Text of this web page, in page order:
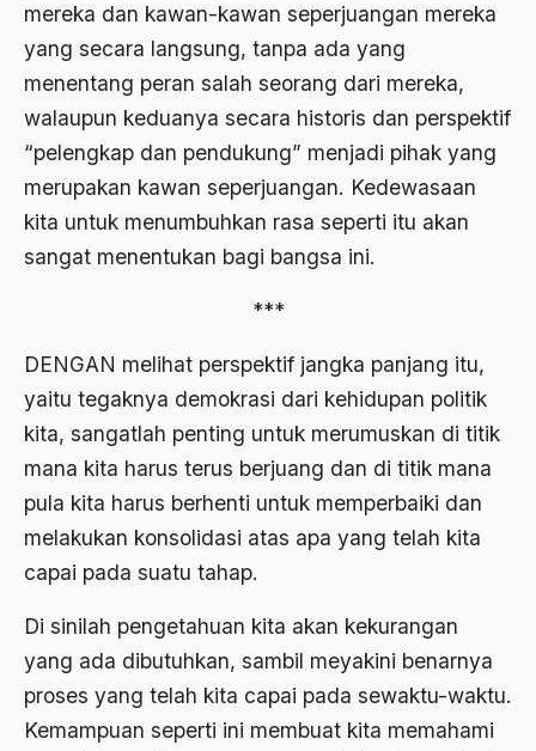
mereka dan kawan-kawan seperjuangan mereka
yang secara langsung, tanpa ada yang
menentang peran salah seorang dari mereka,
walaupun keduanya secara historis dan perspektif
“pelengkap dan pendukung” menjadi pihak yang
merupakan kawan seperjuangan. Kedewasaan
kita untuk menumbuhkan rasa seperti itu akan
sangat menentukan bagi bangsa ini.
***
DENGAN melihat perspektif jangka panjang itu,
yaitu tegaknya demokrasi dari kehidupan politik
kita, sangatlah penting untuk merumuskan di titik
mana kita harus terus berjuang dan di titik mana
pula kita harus berhenti untuk memperbaiki dan
melakukan konsolidasi atas apa yang telah kita
capai pada suatu tahap.
Di sinilah pengetahuan kita akan kekurangan
yang ada dibutuhkan, sambil meyakini benarnya
proses yang telah kita capai pada sewaktu-waktu.
Kemampuan seperti ini membuat kita memahami
ajaran kemasyarakatan
Akademi Betawi
Akademi Jakarta
Akbar tanjung
akhlak
Aktivis
Aktivis Muda
akulturasi
Al Asnawi
al qaeda
Al-Azhar
Al-Ghazali